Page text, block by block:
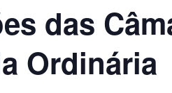
das
Ordinária